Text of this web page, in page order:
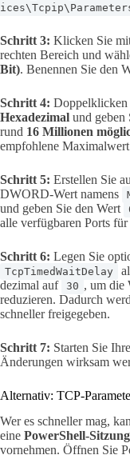
Schritt 3: Klicken Sie
rechten Bereich und
Bit). Benennen Sie den
Schritt 4: Doppelklicken
Hexadezimal und geben
rund 16 Millionen
empfohlene
Schritt 5: Erstellen Sie
DWORD-Wert namens
und geben Sie den Wert
alle verfügbaren Ports
Schritt 6: Legen Sie
TcpTimedWaitDelay
dezimal auf
30 , um die
reduzieren. Dadurch
schneller freigegeben.
Schritt 7: Starten Sie
Änderungen wirksam
Alternativ: TCP-
Wer es schneller mag,
eine PowerShell-
vornehmen. Öffnen Sie